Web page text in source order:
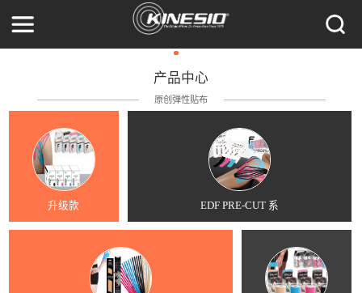
产品中心
原创弹性贴布
升级款 EDF PRE-CUT 系